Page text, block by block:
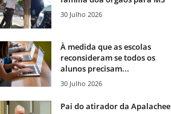
30 Julho 2026
À medida que as escolas
reconsideram se todos os
alunos precisam...
30 Julho 2026
Pai do atirador da Apalachee